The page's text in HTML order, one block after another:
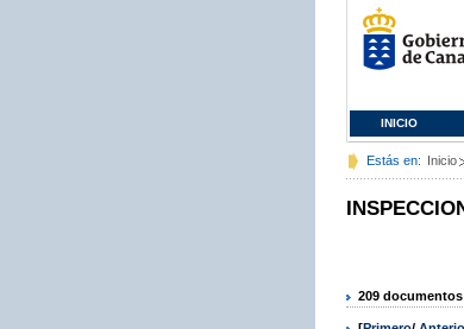
INICIO
Estás en: Inicio
209